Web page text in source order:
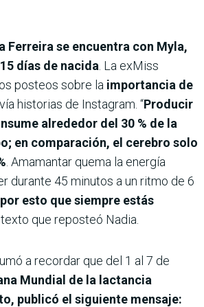
Ferreira se encuentra con Myla,
días de nacida . La exMiss
posteos sobre la importancia de
vía historias de Instagram. “Producir
alrededor del 30 % de la
en comparación, el cerebro solo
. Amamantar quema la energía
durante 45 minutos a un ritmo de 6
por esto que siempre estás
texto que reposteó Nadia.
a recordar que del 1 al 7 de
Mundial de la lactancia
publicó el siguiente mensaje: